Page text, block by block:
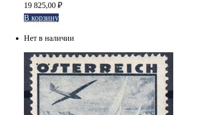
19 825,00 ₽
В корзину
Нет в наличии